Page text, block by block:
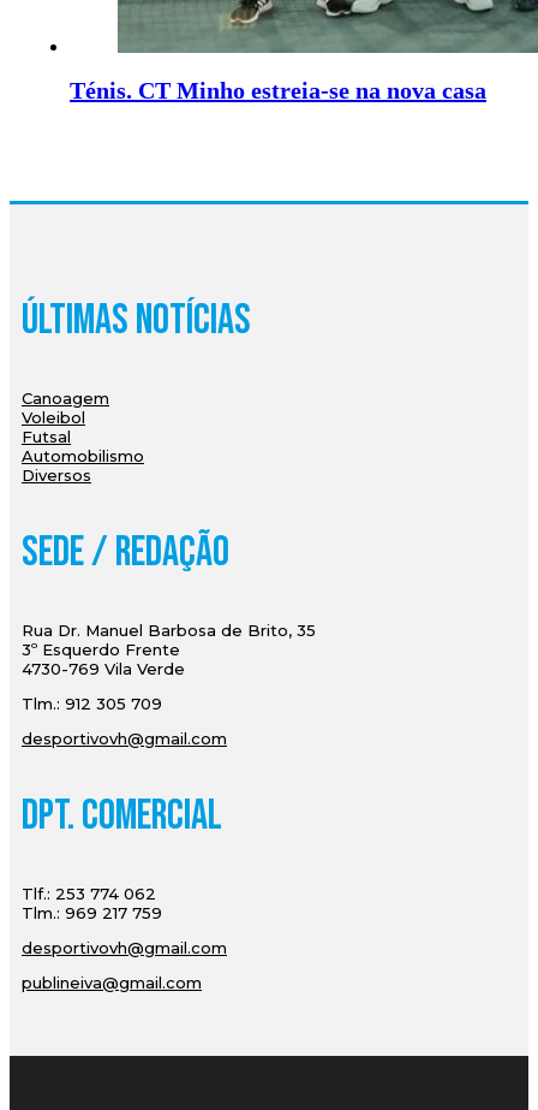
Ténis. CT Minho estreia-se na nova casa
Últimas Notícias
Canoagem
Voleibol
Futsal
Automobilismo
Diversos
Sede / Redação
Rua Dr. Manuel Barbosa de Brito, 35
3º Esquerdo Frente
4730-769 Vila Verde
Tlm.: 912 305 709
desportivovh@gmail.com
Dpt. Comercial
Tlf.: 253 774 062
Tlm.: 969 217 759
desportivovh@gmail.com
publineiva@gmail.com